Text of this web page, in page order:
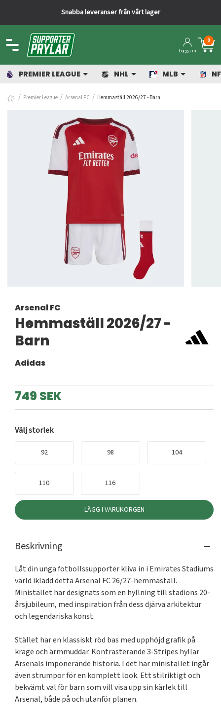
Snabba leveranser från vårt lager
Logga in
0
PREMIER LEAGUE NHL MLB
Premier League Arsenal FC Hemmaställ 2026/27 - Barn
Arsenal FC
Hemmaställ 2026/27 -
Barn
Adidas
749 SEK
Välj storlek
92 98 104
110 116
LÄGG I VARUKORGEN
Beskrivning
Låt din unga fotbollssupporter kliva in i Emirates Stadiums
värld iklädd detta Arsenal FC 26/27-hemmaställ.
Ministället har designats som en hyllning till stadions 20-
årsjubileum, med inspiration från dess djärva arkitektur
och legendariska konst.
Stället har en klassiskt röd bas med upphöjd grafik på
krage och ärmmuddar. Kontrasterande 3-Stripes hyllar
Arsenals imponerande historia. I det här ministället ingår
även strumpor för en komplett look. Ett stilriktigt och
bekvämt val för barn som vill visa upp sin kärlek till
Arsenal, både på och utanför planen.